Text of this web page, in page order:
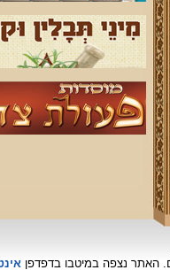
האתר נצפהבמיטבו בדפדפן